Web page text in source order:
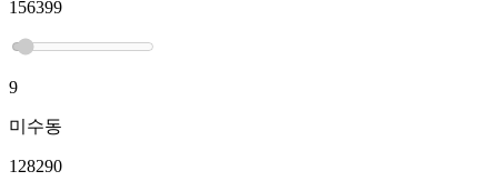
156399
9
미수동
128290